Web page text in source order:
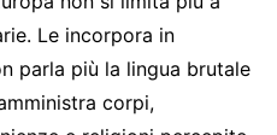
Le incorpora in
parla più la lingua brutale
corpi,